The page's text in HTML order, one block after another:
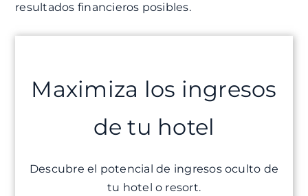
resultados financieros posibles.
Maximiza los ingresos
de tu hotel
Descubre el potencial de ingresos oculto de
tu hotel o resort.